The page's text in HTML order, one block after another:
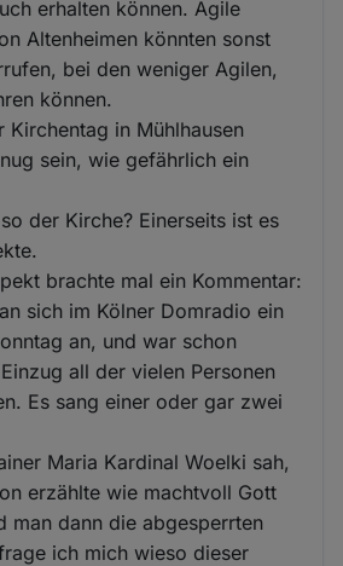
erhalten können. Agile
Altenheimen könnten sonst
bei den weniger Agilen,
können.
Kirchentag in Mühlhausen
sein, wie gefährlich ein
der Kirche? Einerseits ist es
brachte mal ein Kommentar:
sich im Kölner Domradio ein
an, und war schon
all der vielen Personen
Es sang einer oder gar zwei
Maria Kardinal Woelki sah,
erzählte wie machtvoll Gott
man dann die abgesperrten
ich mich wieso dieser